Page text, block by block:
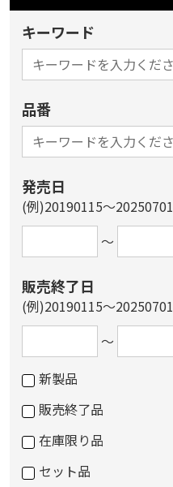
キーワード
品番
発売日
(例)20190115～20250701
～
販売終了日
(例)20190115～20250701
～
新製品
販売終了品
在庫限り品
セット品